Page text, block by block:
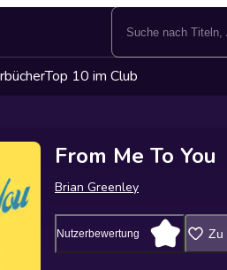
Top 10 im Club
From Me To You
Brian Greenley
Nutzerbewertung Zu